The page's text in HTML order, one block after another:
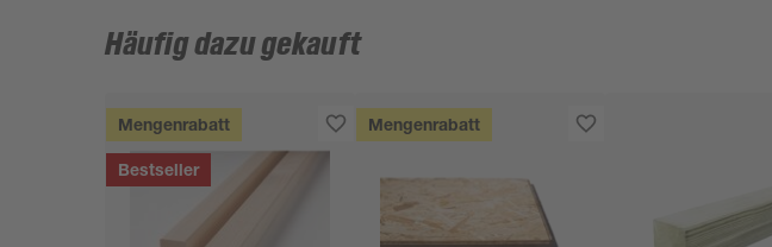
Häufig dazu gekauft
Mengenrabatt
Bestseller
Mengenrabatt